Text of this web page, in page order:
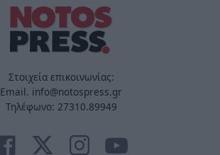
Στοιχεία επικοινωνίας:
Email. info@notospress.gr
Τηλέφωνο: 27310.89949